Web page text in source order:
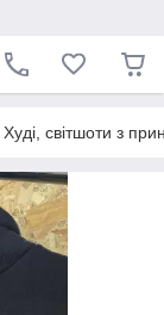
Худі, світшоти з